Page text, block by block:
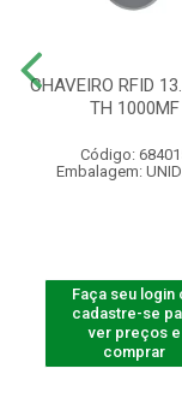
CHAVEIRO RFID
TH 1000MF
Código:
Embalagem:
Faça seu login
cadastre-se
ver preços e
comprar